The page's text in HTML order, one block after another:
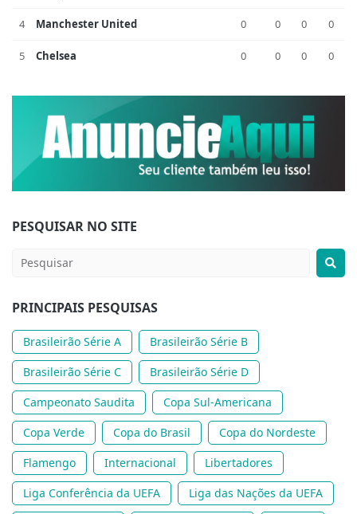
4 Manchester United 0 0 0 0
5 Chelsea 0 0 0 0
PESQUISAR NO SITE
PRINCIPAIS PESQUISAS
Brasileirão Série A
Brasileirão Série B
Brasileirão Série C
Brasileirão Série D
Campeonato Saudita
Copa Sul-Americana
Copa Verde
Copa do Brasil
Copa do Nordeste
Flamengo
Internacional
Libertadores
Liga Conferência da UEFA
Liga das Nações da UEFA